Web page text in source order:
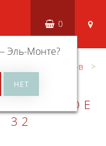
Эль-Монте?
0
для пылесосов
СЕРОЕ
32